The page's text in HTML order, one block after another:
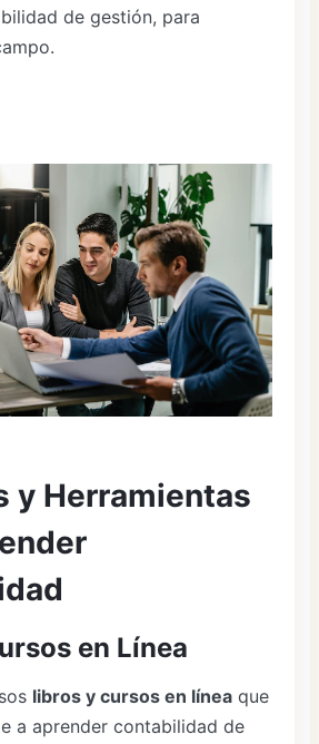
de gestión, para
y Herramientas
en Línea
libros y cursos en línea que
a aprender contabilidad de